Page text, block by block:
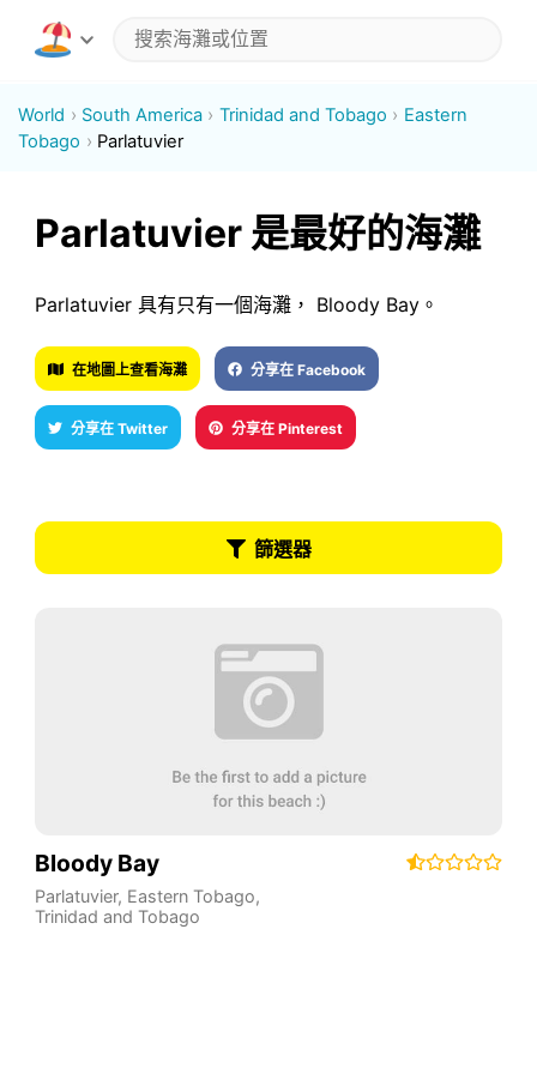
World South America Trinidad and Tobago
Eastern
Tobago
Parlatuvier
Parlatuvier 是最好的海灘
Parlatuvier 具有只有一個海灘， Bloody Bay。
在地圖上查看海灘 分享在 Facebook
分享在 Twitter 分享在 Pinterest
篩選器
Bloody Bay
Parlatuvier, Eastern Tobago,
Trinidad and Tobago